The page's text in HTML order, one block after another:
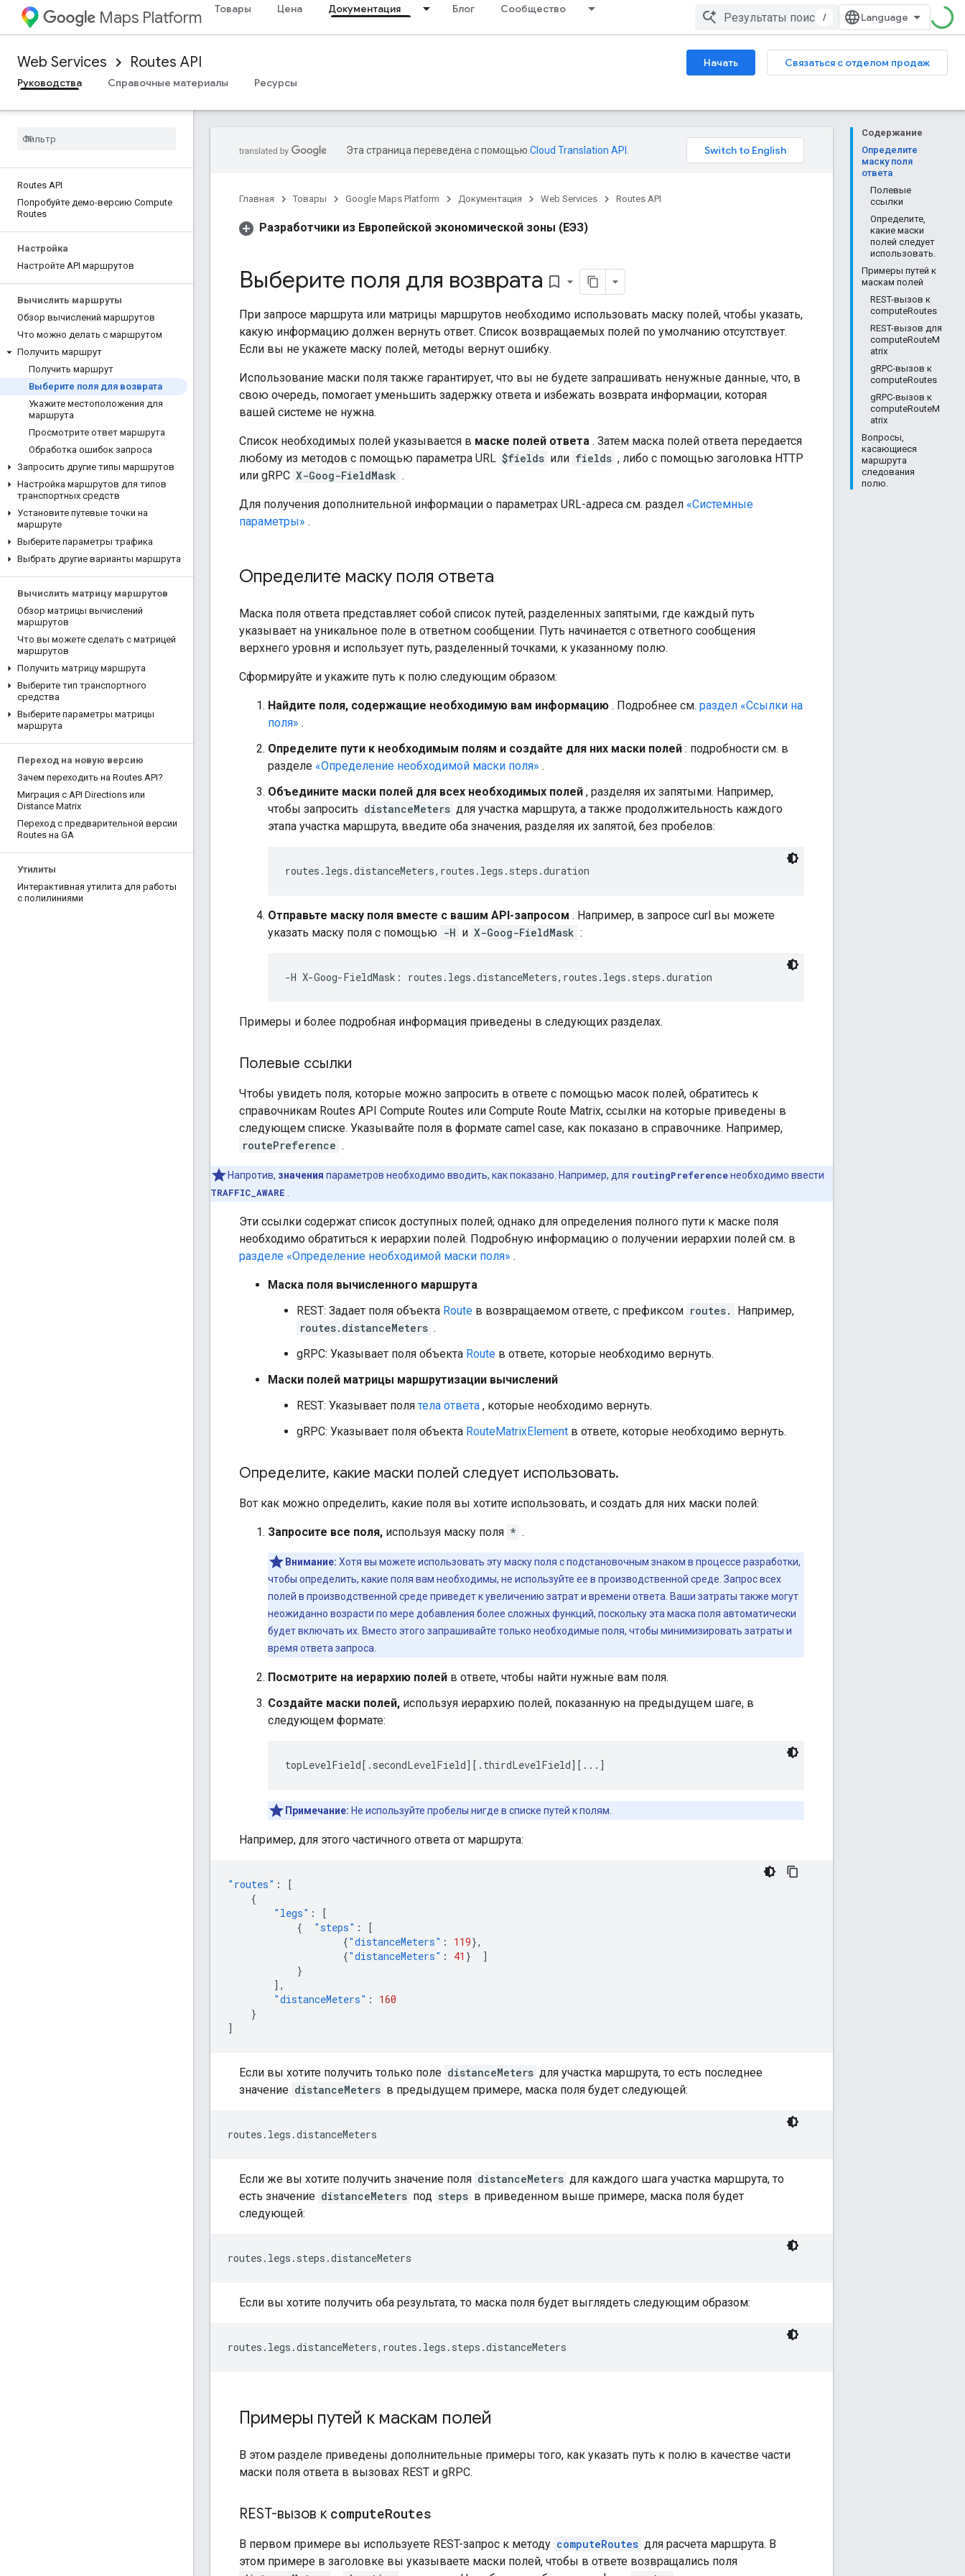
Maps Platform Товары Цена Документация Блог Сообщество
/
Web Services Routes API Начать
Связаться с отделом продаж
Руководства
Справочные материалы Ресурсы
Routes API
Попробуйте демо-версию Compute
Routes
Настройка
Настройте API маршрутов
Вычислить маршруты
Обзор вычислений маршрутов
Что можно делать с маршрутом
Получить маршрут
Получить маршрут
Выберите поля для возврата
Укажите местоположения для
маршрута
Просмотрите ответ маршрута
Обработка ошибок запроса
Запросить другие типы маршрутов
Настройка маршрутов для типов
транспортных средств
Установите путевые точки на
маршруте
Выберите параметры трафика
Выбрать другие варианты маршрута
Вычислить матрицу маршрутов
Обзор матрицы вычислений
маршрутов
Что вы можете сделать с матрицей
маршрутов
Получить матрицу маршрута
Выберите тип транспортного
средства
Выберите параметры матрицы
маршрута
Переход на новую версию
Зачем переходить на Routes API?
Миграция с API Directions или
Distance Matrix
Переход с предварительной версии
Routes на GA
Утилиты
Интерактивная утилита для работы
с полилиниями
Содержание
Определите
маску поля
ответа
Полевые
ссылки
Определите,
какие маски
полей следует
использовать.
Примеры путей к
маскам полей
REST-вызов к
computeRoutes
REST-вызов для
computeRouteM
atrix
gRPC-вызов к
computeRoutes
gRPC-вызов к
computeRouteM
atrix
Вопросы,
касающиеся
маршрута
следования
полю.
Эта страница переведена с помощью Cloud Translation API
Главная Товары Google Maps Platform Документация Web Services Routes API
Разработчики из Европейской экономической зоны (ЕЭЗ)
Выберите поля для возврата bookmark_border
При запросе маршрута или матрицы маршрутов необходимо использовать маску полей, чтобы указать,
какую информацию должен вернуть ответ. Список возвращаемых полей по умолчанию отсутствует.
Если вы не укажете маску полей, методы вернут ошибку.
Использование маски поля также гарантирует, что вы не будете запрашивать ненужные данные, что, в
свою очередь, помогает уменьшить задержку ответа и избежать возврата информации, которая
вашей системе не нужна.
Список необходимых полей указывается в маске полей ответа . Затем маска полей ответа передается
любому из методов с помощью параметра URL $fields или fields , либо с помощью заголовка HTTP
или gRPC X-Goog-FieldMask .
Для получения дополнительной информации о параметрах URL-адреса см. раздел «Системные
параметры» .
Определите маску поля ответа
Маска поля ответа представляет собой список путей, разделенных запятыми, где каждый путь
указывает на уникальное поле в ответном сообщении. Путь начинается с ответного сообщения
верхнего уровня и использует путь, разделенный точками, к указанному полю.
Сформируйте и укажите путь к полю следующим образом:
Найдите поля, содержащие необходимую вам информацию . Подробнее см. раздел «Ссылки на
поля» .
Определите пути к необходимым полям и создайте для них маски полей : подробности см. в
разделе «Определение необходимой маски поля» .
Объедините маски полей для всех необходимых полей , разделяя их запятыми. Например,
чтобы запросить distanceMeters для участка маршрута, а также продолжительность каждого
этапа участка маршрута, введите оба значения, разделяя их запятой, без пробелов:
routes.legs.distanceMeters,routes.legs.steps.duration
Отправьте маску поля вместе с вашим API-запросом . Например, в запросе curl вы можете
указать маску поля с помощью -H и X-Goog-FieldMask :
-H X-Goog-FieldMask: routes.legs.distanceMeters,routes.legs.steps.duration
Примеры и более подробная информация приведены в следующих разделах.
Полевые ссылки
Чтобы увидеть поля, которые можно запросить в ответе с помощью масок полей, обратитесь к
справочникам Routes API Compute Routes или Compute Route Matrix, ссылки на которые приведены в
следующем списке. Указывайте поля в формате camel case, как показано в справочнике. Например,
routePreference .
Напротив, значения параметров необходимо вводить, как показано. Например, для routingPreferenceнеобходимо ввести
TRAFFIC_AWARE
Эти ссылки содержат список доступных полей; однако для определения полного пути к маске поля
необходимо обратиться к иерархии полей. Подробную информацию о получении иерархии полей см. в
разделе «Определение необходимой маски поля» .
Маска поля вычисленного маршрута
REST: Задает поля объекта Route в возвращаемом ответе, с префиксом routes.
Например,
routes.distanceMeters .
gRPC: Указывает поля объекта Route в ответе, которые необходимо вернуть.
Маски полей матрицы маршрутизации вычислений
REST: Указывает поля тела ответа , которые необходимо вернуть.
gRPC: Указывает поля объекта RouteMatrixElement в ответе, которые необходимо вернуть.
Определите, какие маски полей следует использовать.
Вот как можно определить, какие поля вы хотите использовать, и создать для них маски полей:
Запросите все поля, используя маску поля * .
Внимание: Хотя вы можете использовать эту маску поля с подстановочным знаком в процессе разработки,
чтобы определить, какие поля вам необходимы, не используйте ее в производственной среде. Запрос всех
полей в производственной среде приведет к увеличению затрат и времени ответа. Ваши затраты также могут
неожиданно возрасти по мере добавления более сложных функций, поскольку эта маска поля автоматически
будет включать их. Вместо этого запрашивайте только необходимые поля, чтобы минимизировать затраты и
время ответа запроса.
Посмотрите на иерархию полей в ответе, чтобы найти нужные вам поля.
Создайте маски полей, используя иерархию полей, показанную на предыдущем шаге, в
следующем формате:
topLevelField[.secondLevelField][.thirdLevelField][...]
Примечание: Не используйте пробелы нигде в списке путей к полям.
Например, для этого частичного ответа от маршрута:
"routes" :
[
{
"legs" :
[
{
"steps" :
[
{"distanceMeters" : 119},
{"distanceMeters" : 41 }
]
}
],
"distanceMeters" :
160
}
]
Если вы хотите получить только поле distanceMeters для участка маршрута, то есть последнее
значение distanceMeters в предыдущем примере, маска поля будет следующей:
routes.legs.distanceMeters
Если же вы хотите получить значение поля distanceMeters для каждого шага участка маршрута, то
есть значение distanceMeters под steps в приведенном выше примере, маска поля будет
следующей:
routes.legs.steps.distanceMeters
Если вы хотите получить оба результата, то маска поля будет выглядеть следующим образом:
routes.legs.distanceMeters,routes.legs.steps.distanceMeters
Примеры путей к маскам полей
В этом разделе приведены дополнительные примеры того, как указать путь к полю в качестве части
маски поля ответа в вызовах REST и gRPC.
REST-вызов к computeRoutes
В первом примере вы используете REST-запрос к методу computeRoutes для расчета маршрута. В
этом примере в заголовке вы указываете маски полей, чтобы в ответе возвращались поля